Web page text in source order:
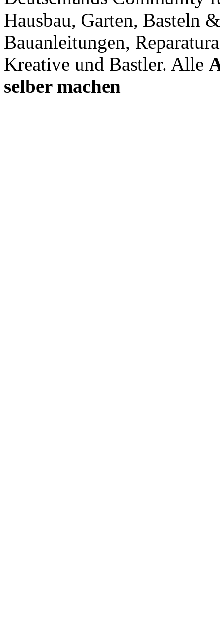
Hausbau, Garten, Basteln
Bauanleitungen,
Kreative und Bastler. Alle
selber machen